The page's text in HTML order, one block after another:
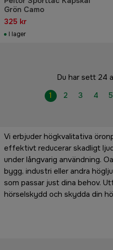
Grön Camo
325 kr
I lager
Du har sett 24
1
2 3 4 5
Vi erbjuder högkvalitativa
effektivt reducerar skadligt
under långvarig användning.
bygg, industri eller andra
som passar just dina behov.
hörselskydd och skydda din